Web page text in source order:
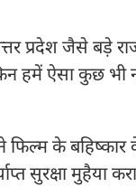
प्रदेश जैसे बड़े
हमें ऐसा कुछ भी
के बहिष्कार
सुरक्षा मुहैया